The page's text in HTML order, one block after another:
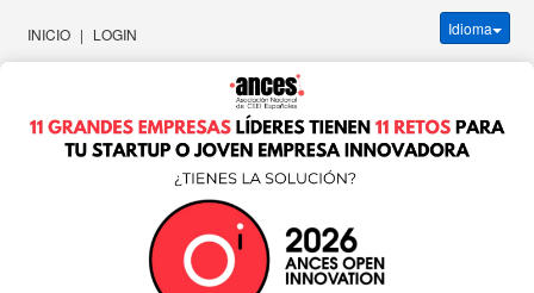
INICIO | LOGIN Idioma